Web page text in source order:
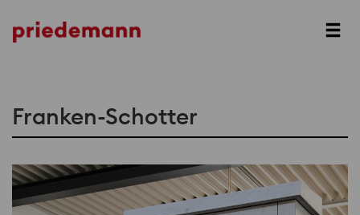
Prev
Franken-Schotter